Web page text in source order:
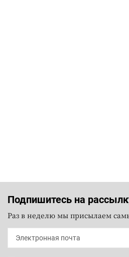
Подпишитесь на
Раз в неделю мы присылаем